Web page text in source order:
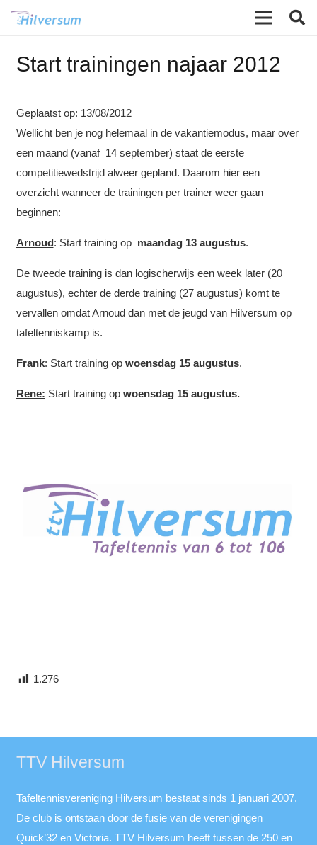
Start trainingen najaar 2012
Geplaatst op: 13/08/2012
Wellicht ben je nog helemaal in de vakantiemodus, maar over
een maand (vanaf 14 september) staat de eerste
competitiewedstrijd alweer gepland. Daarom hier een
overzicht wanneer de trainingen per trainer weer gaan
beginnen:
Arnoud: Start training op maandag 13 augustus.
De tweede training is dan logischerwijs een week later (20
augustus), echter de derde training (27 augustus) komt te
vervallen omdat Arnoud dan met de jeugd van Hilversum op
tafeltenniskamp is.
Frank: Start training op woensdag 15 augustus.
Rene: Start training op woensdag 15 augustus.
1.276
TTV Hilversum
Tafeltennisvereniging Hilversum bestaat sinds 1 januari 2007.
De club is ontstaan door de fusie van de verenigingen
Quick’32 en Victoria. TTV Hilversum heeft tussen de 250 en